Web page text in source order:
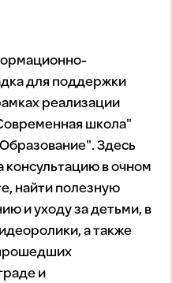
для поддержки
реализации
школа"
Здесь
консультацию в очном
найти полезную
и уходу за детьми, в
а также
и